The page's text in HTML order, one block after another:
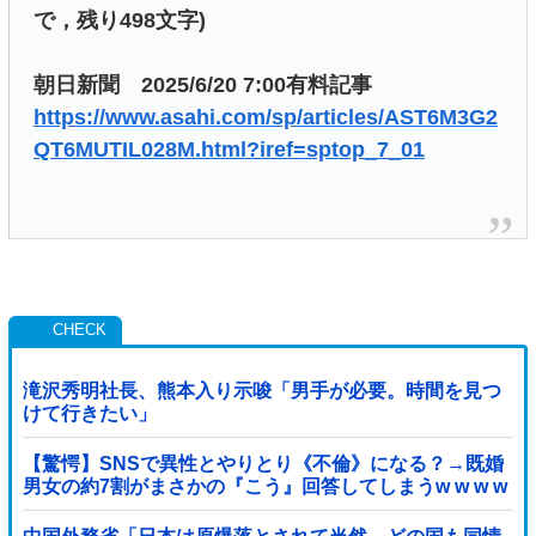
で，残り498文字)
朝日新聞 2025/6/20 7:00有料記事
https://www.asahi.com/sp/articles/AST6M3G2
QT6MUTIL028M.html?iref=sptop_7_01
滝沢秀明社長、熊本入り示唆「男手が必要。時間を見つ
けて行きたい」
【驚愕】SNSで異性とやりとり《不倫》になる？→既婚
男女の約7割がまさかの『こう』回答してしまうw w w w
w w w w